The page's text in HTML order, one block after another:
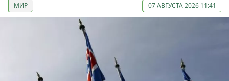
МИР 07 АВГУСТА 2026 11:41